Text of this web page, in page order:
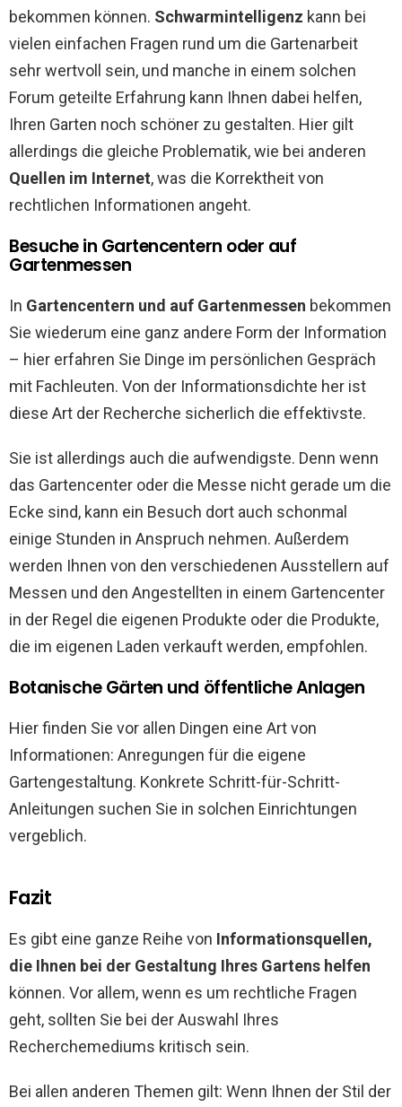
bekommen können. Schwarmintelligenz kann bei
vielen einfachen Fragen rund um die Gartenarbeit
sehr wertvoll sein, und manche in einem solchen
Forum geteilte Erfahrung kann Ihnen dabei helfen,
Ihren Garten noch schöner zu gestalten. Hier gilt
allerdings die gleiche Problematik, wie bei anderen
Quellen im Internet, was die Korrektheit von
rechtlichen Informationen angeht.
Besuche in Gartencentern oder auf
Gartenmessen
In Gartencentern und auf Gartenmessen bekommen
Sie wiederum eine ganz andere Form der Information
– hier erfahren Sie Dinge im persönlichen Gespräch
mit Fachleuten. Von der Informationsdichte her ist
diese Art der Recherche sicherlich die effektivste.
Sie ist allerdings auch die aufwendigste. Denn wenn
das Gartencenter oder die Messe nicht gerade um die
Ecke sind, kann ein Besuch dort auch schonmal
einige Stunden in Anspruch nehmen. Außerdem
werden Ihnen von den verschiedenen Ausstellern auf
Messen und den Angestellten in einem Gartencenter
in der Regel die eigenen Produkte oder die Produkte,
die im eigenen Laden verkauft werden, empfohlen.
Botanische Gärten und öffentliche Anlagen
Hier finden Sie vor allen Dingen eine Art von
Informationen: Anregungen für die eigene
Gartengestaltung. Konkrete Schritt-für-Schritt-
Anleitungen suchen Sie in solchen Einrichtungen
vergeblich.
Fazit
Es gibt eine ganze Reihe von Informationsquellen,
die Ihnen bei der Gestaltung Ihres Gartens helfen
können. Vor allem, wenn es um rechtliche Fragen
geht, sollten Sie bei der Auswahl Ihres
Recherchemediums kritisch sein.
Bei allen anderen Themen gilt: Wenn Ihnen der Stil der